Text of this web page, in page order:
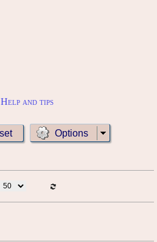
Help and tips
Options